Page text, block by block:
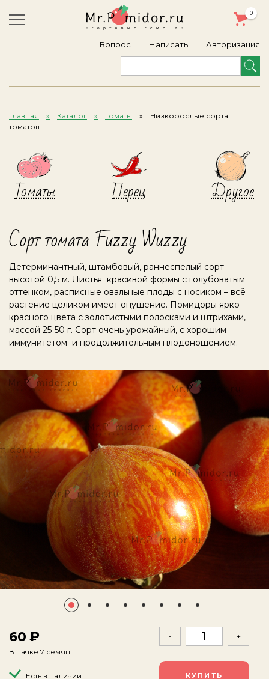
Вопрос Написать
0
Авторизация
Главная Каталог Томаты
Низкорослые сорта
томатов
Томаты Перец Другое
Сорт томата Fuzzy Wuzzy
Детерминантный, штамбовый, раннеспелый сорт
высотой 0,5 м. Листья красивой формы с голубоватым
оттенком, расписные овальные плоды с носиком – всё
растение целиком имеет опушение. Помидоры ярко-
красного цвета с золотистыми полосками и штрихами,
массой 25-50 г. Сорт очень урожайный, с хорошим
иммунитетом и продолжительным плодоношением.
60
В пачке 7 семян
Есть в наличии
- +